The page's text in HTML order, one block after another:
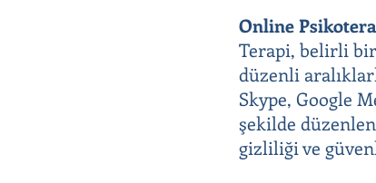
Online
Terapi, belirli
düzenli
Skype, Google
şekilde
gizliliği ve